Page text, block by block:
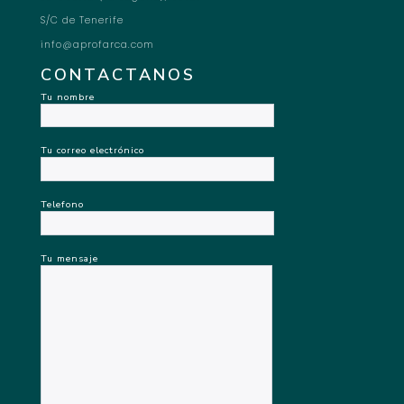
S/C de Tenerife
info@aprofarca.com
CONTACTANOS
Tu nombre
Tu correo electrónico
Telefono
Tu mensaje